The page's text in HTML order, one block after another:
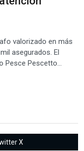
valorizado en más
asegurados. El
Pesce Pescetto...
X